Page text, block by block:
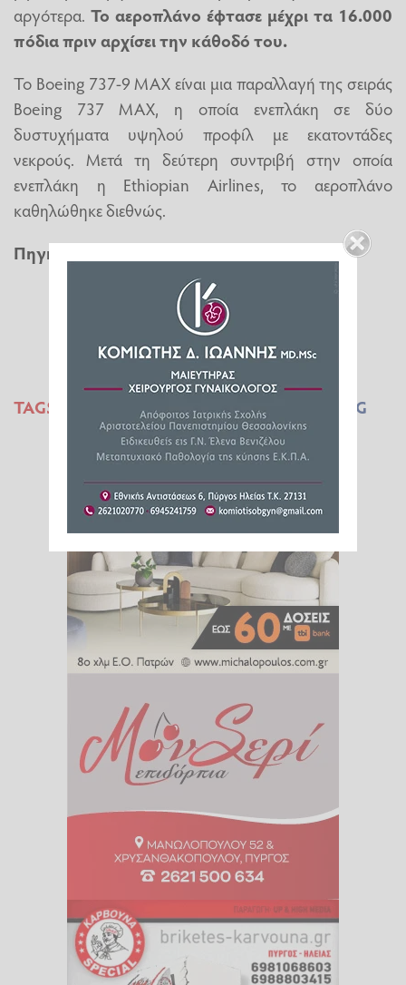
αργότερα. Το αεροπλάνο έφτασε μέχρι τα 16.000
πόδια πριν αρχίσει την κάθοδό του.
Το Boeing 737-9 MAX είναι μια παραλλαγή της σειράς
Boeing 737 MAX, η οποία ενεπλάκη σε δύο
δυστυχήματα υψηλού προφίλ με εκατοντάδες
νεκρούς. Μετά τη δεύτερη συντριβή στην οποία
ενεπλάκη η Ethiopian Airlines, το αεροπλάνο
καθηλώθηκε διεθνώς.
Πηγή: ethnos.gr
TAGS: ΑΕΡΟΠΛΑΝΟ BOEING